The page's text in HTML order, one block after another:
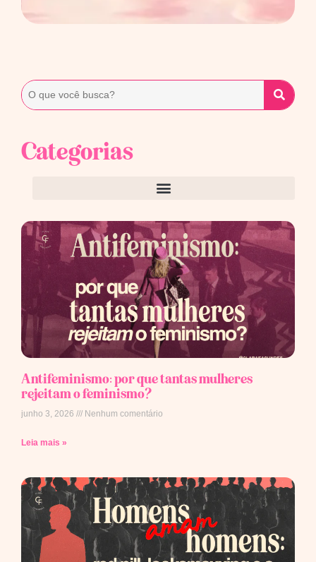
Categorias
Antifeminismo: por que tantas mulheres
rejeitam o feminismo?
junho 3, 2026 Nenhum comentário
Leia mais »